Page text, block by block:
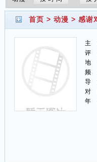
首页 > 动漫 > 感谢
主
评
地
频
导
对
年